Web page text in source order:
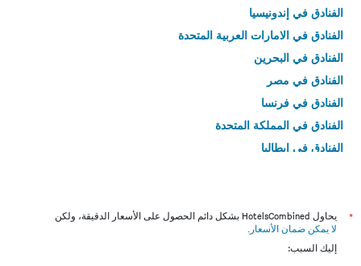
الفنادق في إندونيسيا
الفنادق في الامارات العربية المتحدة
الفنادق في البحرين
الفنادق في مصر
الفنادق في فرنسا
الفنادق في المملكة المتحدة
الفنادق في إيطاليا
*
يحاول HotelsCombined بشكل دائم الحصول على الأسعار الدقيقة، ولكن
لا يمكن ضمان الأسعار .
إليك السبب: